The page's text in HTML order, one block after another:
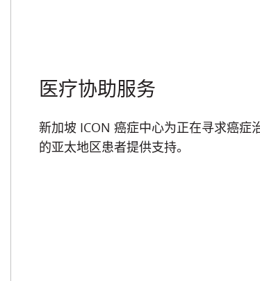
医疗协助服务
新加坡 ICON 癌症中心为正在寻求癌症
的亚太地区患者提供支持。